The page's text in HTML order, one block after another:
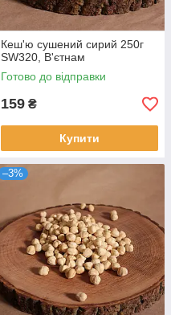
Кеш'ю сушений сирий 250г
SW320, В'єтнам
Готово до відправки
159 ₴
Купити
–3%